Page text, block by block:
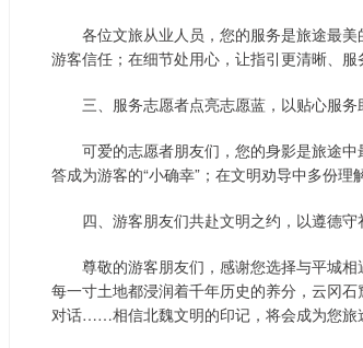
各位文旅从业人员，您的服务是旅途最美
游客信任；在细节处用心，让指引更清晰、服
三、服务志愿者点亮志愿蓝，以贴心服务
可爱的志愿者朋友们，您的身影是旅途中
答成为游客的“小确幸”；在文明劝导中多份理
四、游客朋友们共赴文明之约，以遵德守
尊敬的游客朋友们，感谢您选择与平城相
每一寸土地都浸润着千年历史的养分，云冈
对话……相信北魏文明的印记，将会成为您旅